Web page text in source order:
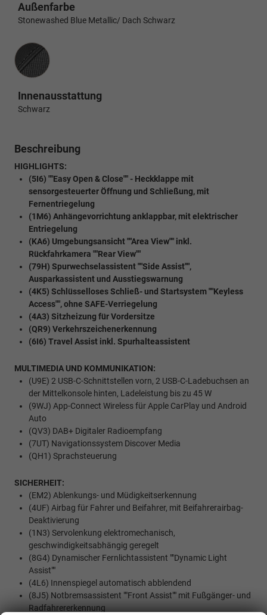
Außenfarbe
Stonewashed Blue Metallic/ Dach Schwarz
Innenausstattung
Innenausstattung
Schwarz
Beschreibung
HIGHLIGHTS:
(5I6) ""Easy Open & Close"" - Heckklappe mit
sensorgesteuerter Öffnung und Schließung, mit
Fernentriegelung
(1M6) Anhängevorrichtung anklappbar, mit elektrischer
Entriegelung
(KA6) Umgebungsansicht ""Area View"" inkl.
Rückfahrkamera ""Rear View""
(79H) Spurwechselassistent ""Side Assist"",
Ausparkassistent und Ausstiegswarnung
(4K5) Schlüsselloses Schließ- und Startsystem ""Keyless
Access"", ohne SAFE-Verriegelung
(4A3) Sitzheizung für Vordersitze
(QR9) Verkehrszeichenerkennung
(6I6) Travel Assist inkl. Spurhalteassistent
MULTIMEDIA UND KOMMUNIKATION:
(U9E) 2 USB-C-Schnittstellen vorn, 2 USB-C-Ladebuchsen an
der Mittelkonsole hinten, Ladeleistung bis zu 45 W
(9WJ) App-Connect Wireless für Apple CarPlay und Android
Auto
(QV3) DAB+ Digitaler Radioempfang
(7UT) Navigationssystem Discover Media
(QH1) Sprachsteuerung
SICHERHEIT:
(EM2) Ablenkungs- und Müdigkeitserkennung
(4UF) Airbag für Fahrer und Beifahrer, mit Beifahrerairbag-
Deaktivierung
(1N3) Servolenkung elektromechanisch,
geschwindigkeitsabhängig geregelt
(8G4) Dynamischer Fernlichtassistent ""Dynamic Light
Assist""
(4L6) Innenspiegel automatisch abblendend
(8J5) Notbremsassistent ""Front Assist"" mit Fußgänger- und
Radfahrererkennung